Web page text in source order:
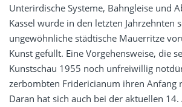
Unterirdische Systeme, Bahngleise und
Kassel wurde in den letzten Jahrzehnten
ungewöhnliche städtische Mauerritze
Kunst gefüllt. Eine Vorgehensweise, die
Kunstschau 1955 noch unfreiwillig
zerbombten Fridericianum ihren Anfang
Daran hat sich auch bei der aktuellen 14.